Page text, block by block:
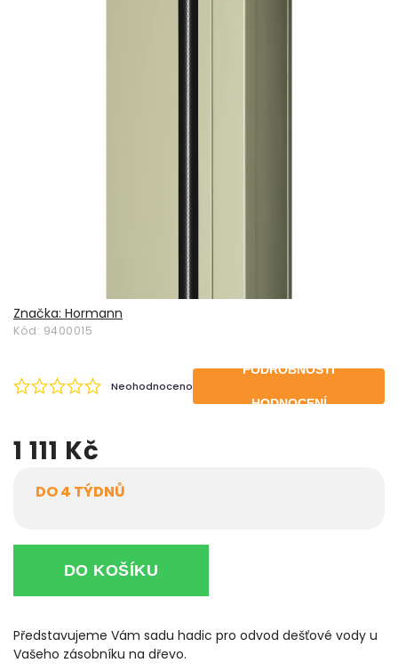
Značka: Hormann
Kód: 9400015
Neohodnoceno
PODROBNOSTI
HODNOCENÍ
1 111 Kč
DO 4 TÝDNŮ
DO KOŠÍKU
Představujeme Vám sadu hadic pro odvod dešťové vody u
Vašeho zásobníku na dřevo.